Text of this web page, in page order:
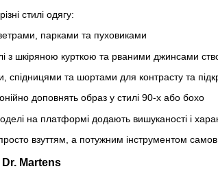
стилі одягу:
парками та пуховиками
з шкіряною курткою та рваними джинсами
спідницями та шортами для контрасту та
доповнять образ у стилі 90-х або бохо
на платформі додають вишуканості і
взуттям, а потужним інструментом
Dr. Martens